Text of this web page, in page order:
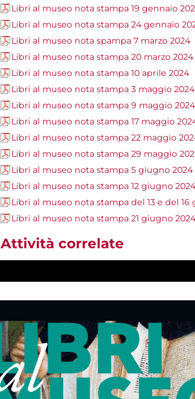
Libri al museo nota stampa 19 gennaio
Libri al museo nota stampa 24 gennaio
Libri al museo nota spampa 7 marzo 2024
Libri al museo nota stampa 20 marzo 2024
Libri al museo nota stampa 10 aprile 2024
Libri al museo nota stampa 3 maggio 2024
Libri al museo nota stampa 9 maggio 2024
Libri al museo nota stampa 17 maggio
Libri al museo nota stampa 22 maggio
Libri al museo nota stampa 29 maggio
Libri al museo nota stampa 5 giugno 2024
Libri al museo nota stampa 12 giugno 2024
Libri al museo nota stampa del 13 e del 16
Libri al museo nota stampa 21 giugno 2024
Attività correlate